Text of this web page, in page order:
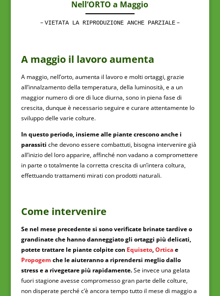
Nell’ORTO a Maggio
– VIETATA LA RIPRODUZIONE ANCHE PARZIALE–
A maggio il lavoro aumenta
A maggio, nell’orto, aumenta il lavoro e molti ortaggi, grazie
all’innalzamento della temperatura, della luminosità, e a un
maggior numero di ore di luce diurna, sono in piena fase di
crescita, dunque è necessario seguire e curare attentamente lo
sviluppo delle varie colture.
In questo periodo, insieme alle piante crescono anche i
parassiti che devono essere combattuti, bisogna intervenire già
all’inizio del loro apparire, affinché non vadano a compromettere
in parte o totalmente la corretta crescita di un’intera coltura,
effettuando trattamenti mirati con prodotti naturali.
Come intervenire
Se nel mese precedente si sono verificate brinate tardive o
grandinate che hanno danneggiato gli ortaggi più delicati,
potete trattare le piante colpite con Equiseto, Orticae
Propogem che le aiuteranno a riprendersi meglio dallo
stress e a rivegetare più rapidamente.Se invece una gelata
fuori stagione avesse compromesso gran parte delle colture,
non disperate perché c’è ancora tempo tutto il mese di maggio a